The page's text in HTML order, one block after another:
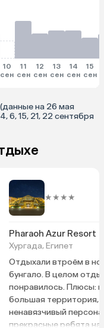
10
сен
11
сен
12
сен
13
сен
14
сен
15
сен
на 26 мая
6, 15, 21, 22 сентября
★★★★
Pharaoh Azur Resort
Хургада, Египет
Отдыхали втроём в
бунгало. В целом
понравилось. Плюсы:
большая территория,
ненавязчивый
прекрасные ребята на